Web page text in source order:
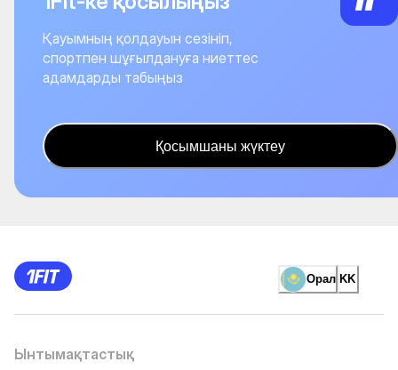
Қауымның қолдауын сезініп,
спортпен шұғылдануға ниеттес
адамдарды табыңыз
Қосымшаны жүктеу
Орал KK
Ынтымақтастық